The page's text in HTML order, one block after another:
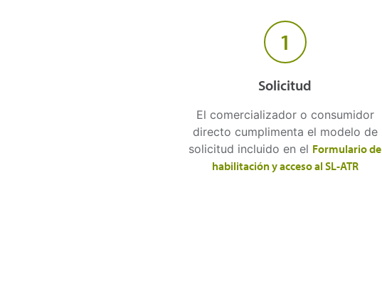
1
Solicitud
El comercializador o consumidor
directo cumplimenta el modelo de
solicitud incluido en el Formulario de
habilitación y acceso al SL-ATR